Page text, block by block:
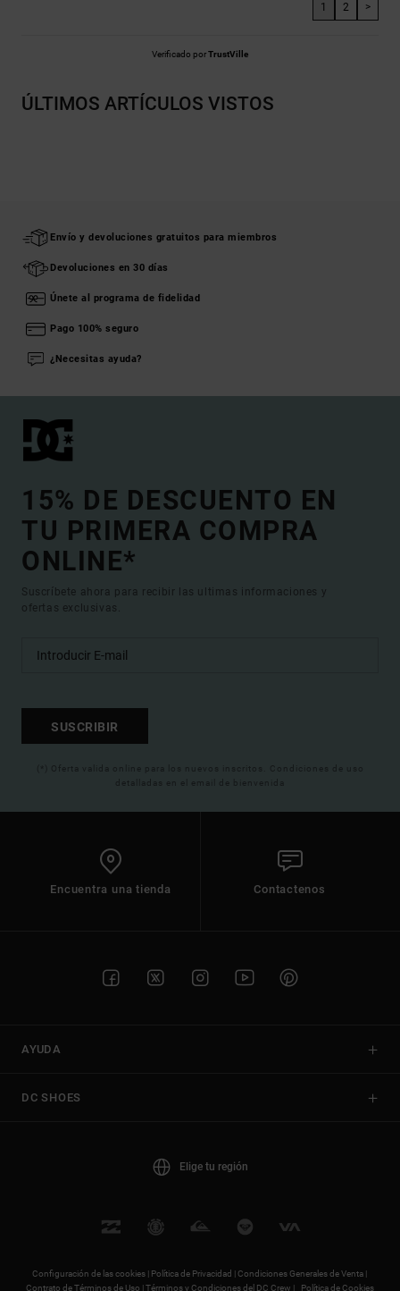
1 2 >
Verificado porTrustVille
ÚLTIMOS ARTÍCULOS VISTOS
Envío y devoluciones gratuitos para miembros
Devoluciones en 30 días
Únete al programa de fidelidad
Pago 100% seguro
¿Necesitas ayuda?
15% DE DESCUENTO EN
TU PRIMERA COMPRA
ONLINE*
Suscríbete ahora para recibir las ultimas informaciones y
ofertas exclusivas.
SUSCRIBIR
(*) Oferta valida online para los nuevos inscritos. Condiciones de uso
detalladas en el email de bienvenida
Encuentra una tienda Contactenos
AYUDA
DC SHOES
Elige tu región
Configuración de las cookies | Política de Privacidad |Condiciones Generales de Venta |
Contrato de Términos de Uso |Términos y Condiciones del DC Crew | Política de Cookies